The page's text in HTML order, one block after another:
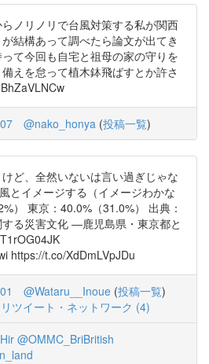
ノリノリで台風対策する私が関西
結構あって調べたら論文が出てき
て今回も自宅と祖母の家の守りを
えを怠って植木鉢飛ばすとか許さ
@nako_honya (投稿一覧)
ど、全然いないは言い過ぎじゃな
とイメージする（イメージわかな
） 東京：40.0%（31.0%） 出典：
る災害文化 ―鹿児島県・東京都と
https://t.co/XdDmLVpJDu
@Wataru__Inoue (投稿一覧)
リツイート・ネットワーク (4)
@OMMC_BriBritish